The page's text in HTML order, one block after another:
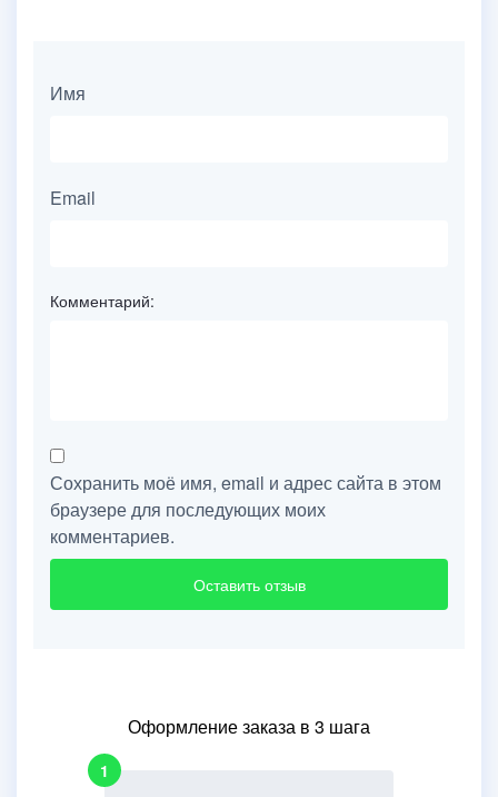
Имя
Email
Комментарий:
Сохранить моё имя, email и адрес сайта в этом
браузере для последующих моих
комментариев.
Оформление заказа в 3 шага